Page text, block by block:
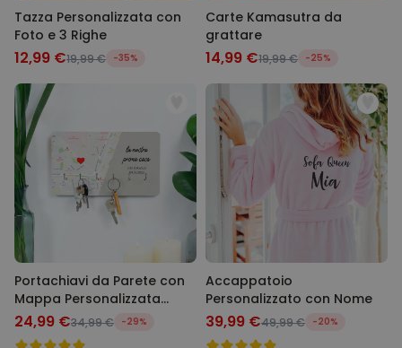
Tazza Personalizzata con
Foto e 3 Righe
12,99 €19,99 € -35%
Carte Kamasutra da
grattare
14,99 €19,99 € -25%
Portachiavi da Parete con
Mappa Personalizzata
Dove tutto è iniziato
24,99 €34,99 € -29%
Accappatoio
Personalizzato con Nome
39,99 €49,99 € -20%